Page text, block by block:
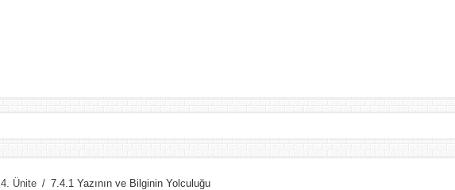
4. Ünite / 7.4.1 Yazının ve Bilginin Yolculuğu